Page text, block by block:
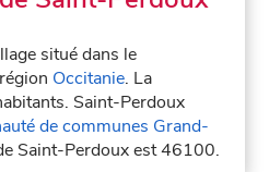
situé dans le
Occitanie. La
Saint-Perdoux
de communes Grand-
Saint-Perdoux est 46100.